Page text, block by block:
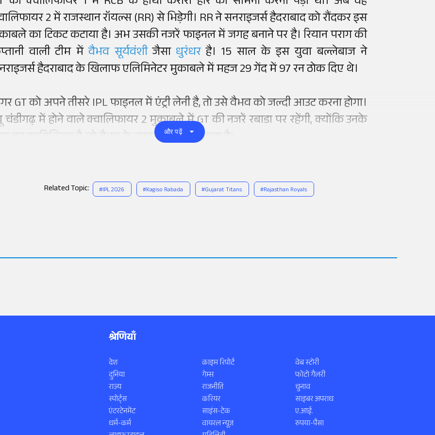
2 में राजस्थान रॉयल्स (RR) से भिड़ेगी। RR ने सनराइजर्स हैदराबाद को रौंदकर इस
का टिकट कटाया है। अभ उसकी नजरें फाइनल में जगह बनाने पर है। रियान पराग की
वाली टीम मेंवैभव सूर्यवंशीजैसा धुरंधरहै। 15 साल के इस युवा बल्लेबाज ने
हैदराबाद के खिलाफ एलिमिनेटर मुकाबले में महज 29 गेंद में 97 रन ठोक दिए थे।
GT को अपने तीसरे IPL फाइनल में एंट्री लेनी है, तो उसे वैभव को जल्दी आउट करना होगा।
चंडीगढ़ में होने वाले क्वालिफायर 2 मुकाबले में GT की नजरें रबाडा पर रहेंगी, क्योंकि उनके
पास वह काबिलियत है, जो वैभव के तूफान को रोक सकता है।
और पढ़ें
Related Topic: #IPL 2026 #Kagiso Rabada #Gujarat Titans #Rajasthan Royals
श्रेणियाँ
देश
दुनिया
राज्य
स्पोर्ट्स
एंटरटेनमेंट
धर्म-कर्म
क्राइम रिपोर्ट
गेम्स
राजनीति
करियर
साइंस-टेक
वायरल न्यूज़
वेब स्टोरी
फोटो गैलरी
चुनाव
साइबर अपराध
ए.आई.
रुपया-पैसा